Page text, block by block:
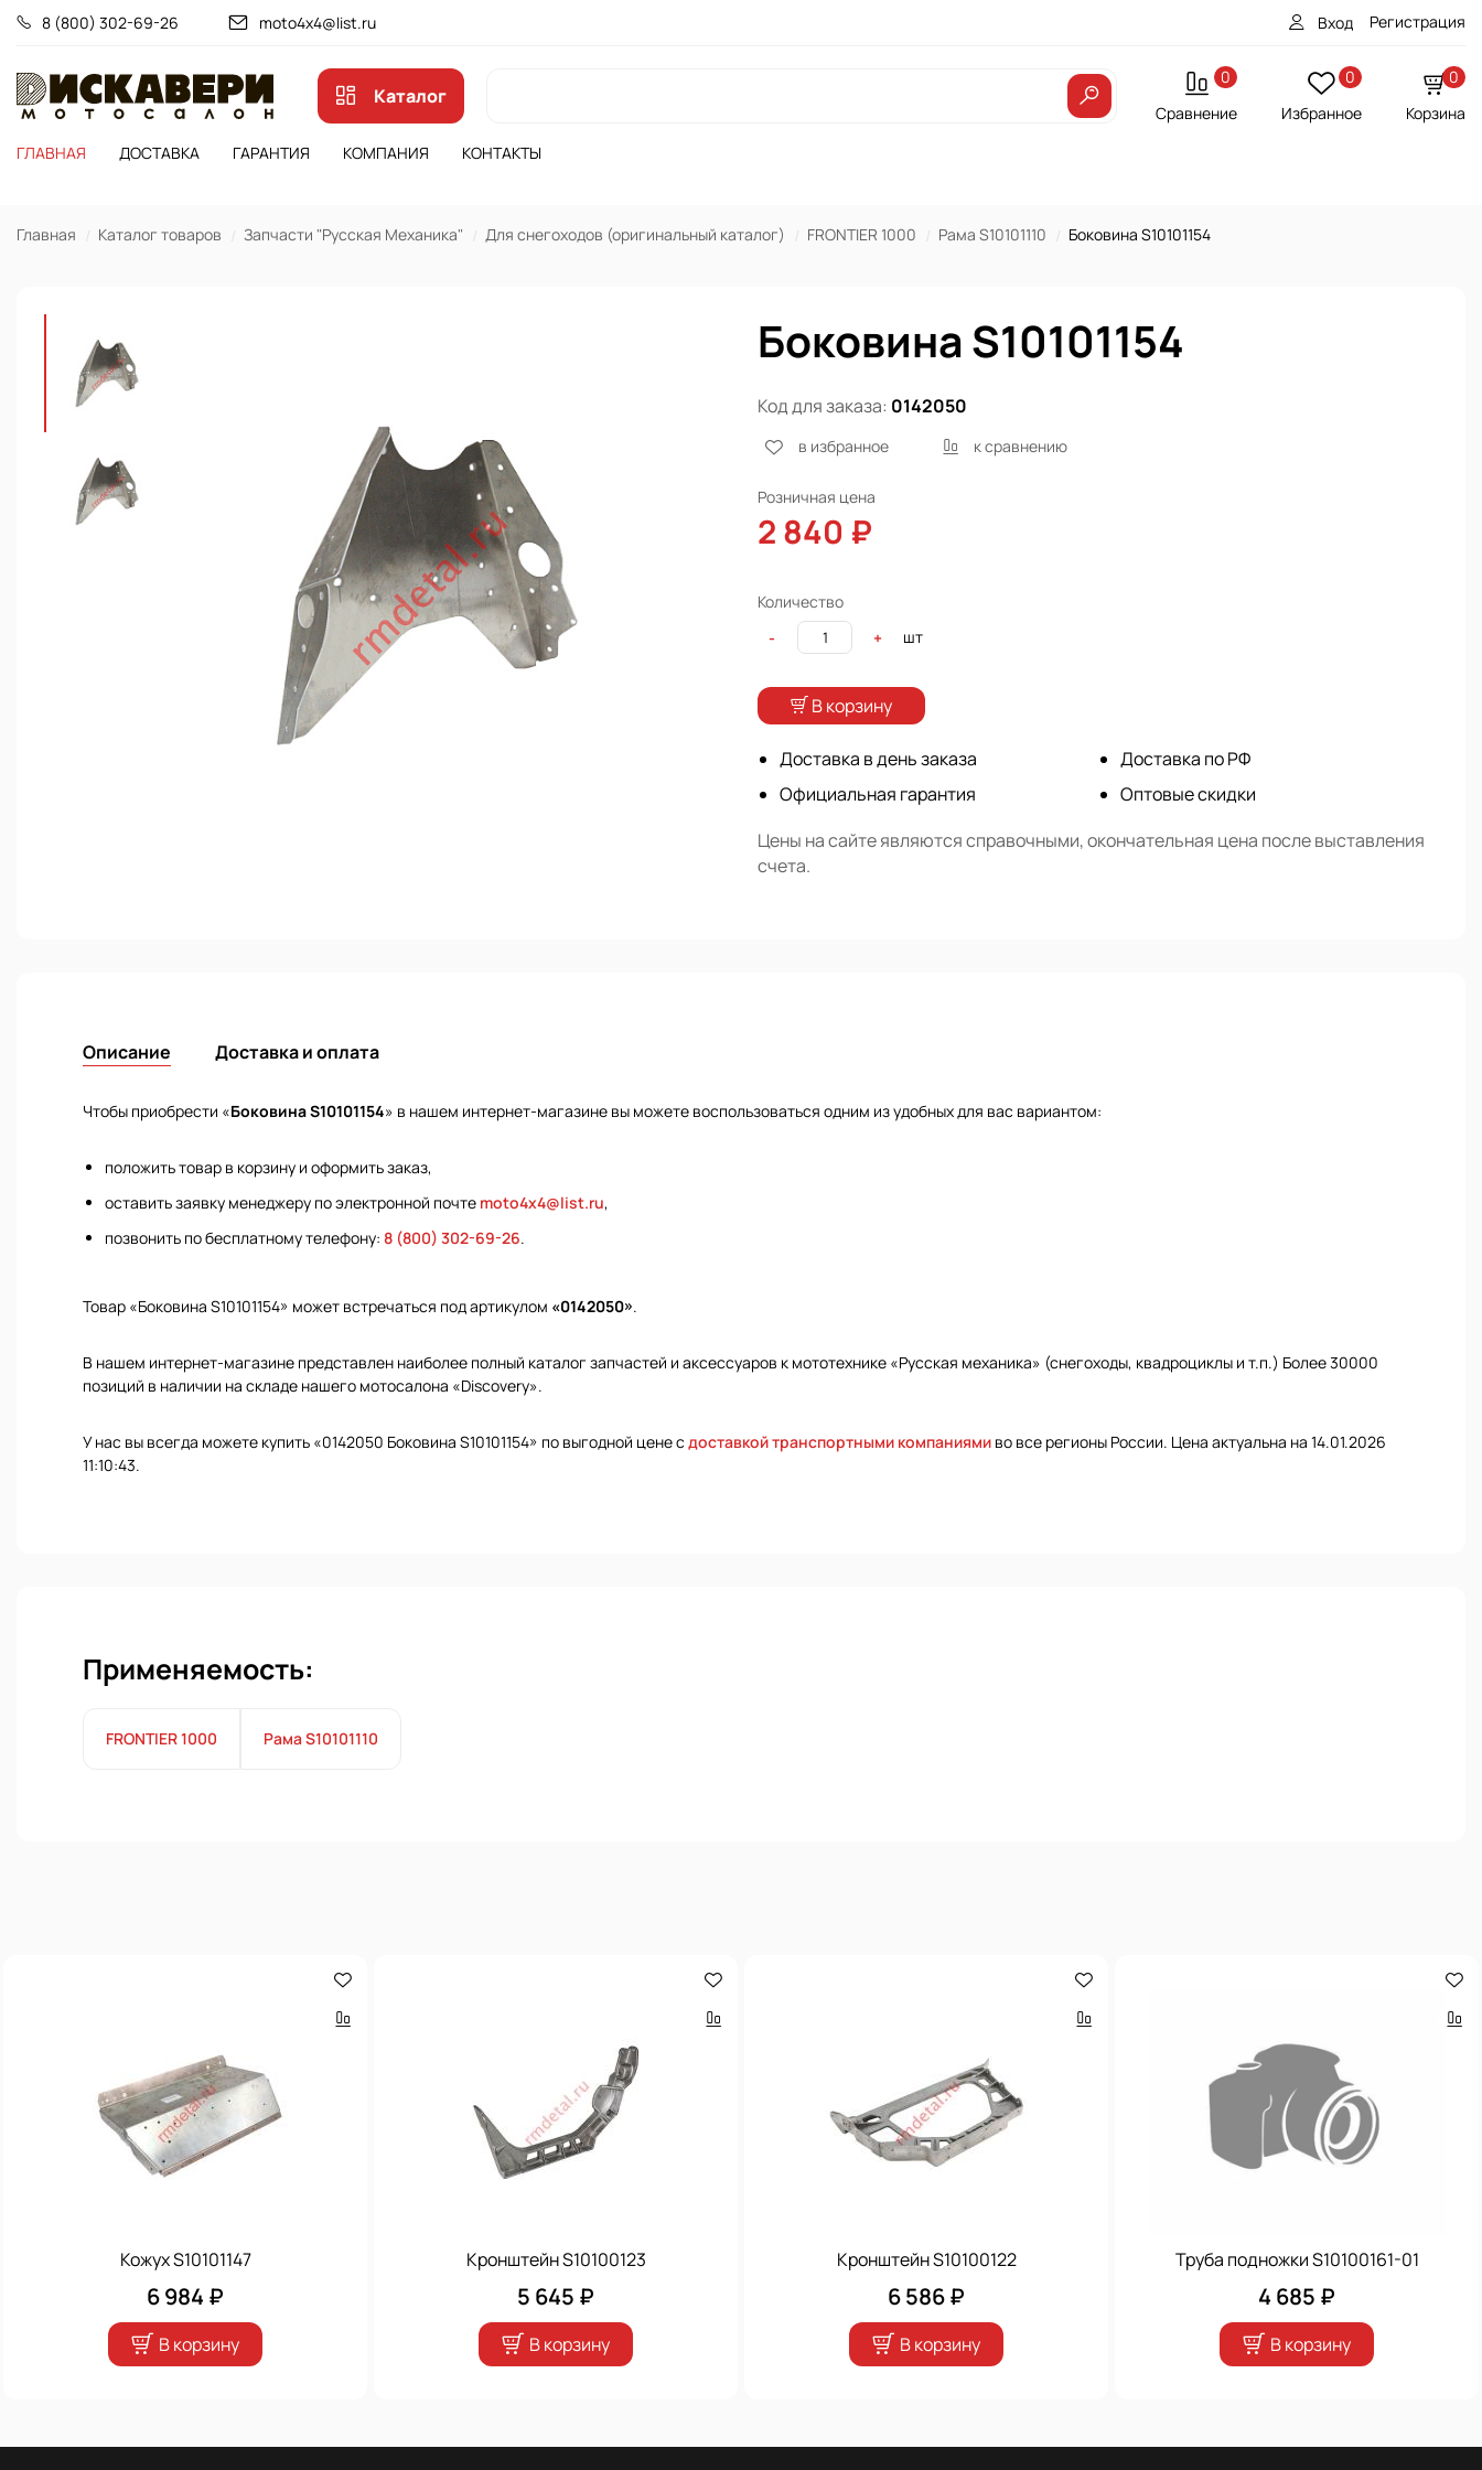
8 (800) 302-69-26 moto4x4@list.ru Вход Регистрация
Каталог
0
Сравнение
0
Избранное
0
Корзина
ГЛАВНАЯ
ДОСТАВКА ГАРАНТИЯ КОМПАНИЯ КОНТАКТЫ
Главная Каталог товаров Запчасти "Русская Механика" Для снегоходов (оригинальный каталог) FRONTIER 1000 Рама S10101110 Боковина S10101154
Боковина S10101154
Код для заказа: 0142050
в избранное к сравнению
Розничная цена
2 840 ₽
Количество
-
+ шт
В корзину
Доставка в день заказа
Официальная гарантия
Доставка по РФ
Оптовые скидки
Цены на сайте являются справочными, окончательная цена после выставления
счета.
Описание Доставка и оплата
Чтобы приобрести «Боковина S10101154» в нашем интернет-магазине вы можете воспользоваться одним из удобных для вас вариантом:
положить товар в корзину и оформить заказ,
оставить заявку менеджеру по электронной почте moto4x4@list.ru,
позвонить по бесплатному телефону: 8 (800) 302-69-26.
Товар «Боковина S10101154» может встречаться под артикулом «0142050».
В нашем интернет-магазине представлен наиболее полный каталог запчастей и аксессуаров к мототехнике «Русская механика» (снегоходы, квадроциклы и т.п.) Более 30000
позиций в наличии на складе нашего мотосалона «Discovery».
У нас вы всегда можете купить «0142050 Боковина S10101154» по выгодной цене с доставкой транспортными компаниями во все регионы России. Цена актуальна на 14.01.2026
11:10:43.
Применяемость:
FRONTIER 1000 Рама S10101110
Кожух S10101147
6 984 ₽
В корзину
Кронштейн S10100123
5 645 ₽
В корзину
Кронштейн S10100122
6 586 ₽
В корзину
Труба подножки S10100161-01
4 685 ₽
В корзину